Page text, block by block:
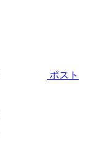
ポスト